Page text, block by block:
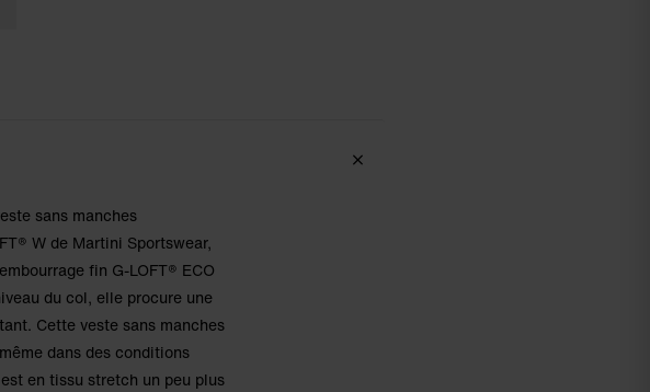
sans manches
W de Martini Sportswear,
fin G-LOFT® ECO
du col, elle procure une
Cette veste sans manches
dans des conditions
en tissu stretch un peu plus